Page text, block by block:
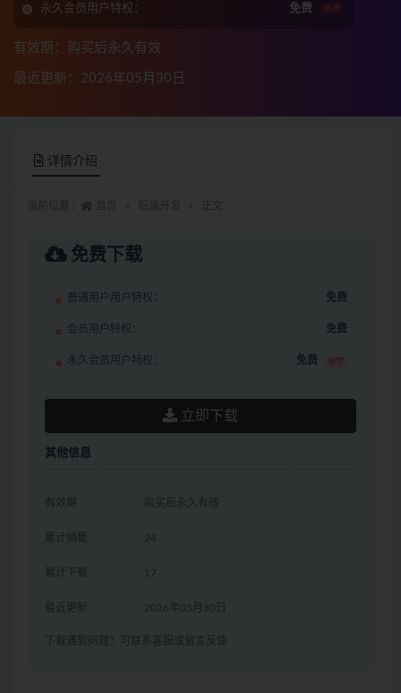
永久会员用户特权： 免费 推荐
有效期：购买后永久有效
最近更新：2026年05月30日
详情介绍
免费下载
普通用户用户特权： 免费
会员用户特权： 免费
永久会员用户特权： 免费 推荐
立即下载
其他信息
有效期 购买后永久有效
累计销量 24
累计下载 17
最近更新 2026年05月30日
下载遇到问题？可联系客服或留言反馈